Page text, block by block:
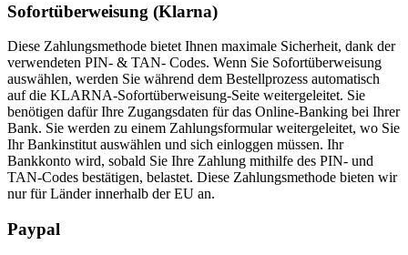
Sofortüberweisung (Klarna)
Diese Zahlungsmethode bietet Ihnen maximale Sicherheit, dank der
verwendeten PIN- & TAN- Codes. Wenn Sie Sofortüberweisung
auswählen, werden Sie während dem Bestellprozess automatisch
auf die KLARNA-Sofortüberweisung-Seite weitergeleitet. Sie
benötigen dafür Ihre Zugangsdaten für das Online-Banking bei Ihrer
Bank. Sie werden zu einem Zahlungsformular weitergeleitet, wo Sie
Ihr Bankinstitut auswählen und sich einloggen müssen. Ihr
Bankkonto wird, sobald Sie Ihre Zahlung mithilfe des PIN- und
TAN-Codes bestätigen, belastet. Diese Zahlungsmethode bieten wir
nur für Länder innerhalb der EU an.
Paypal